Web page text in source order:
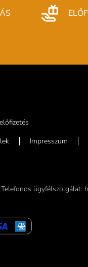
Impresszum
Telefonos ügyfélszolgálat: